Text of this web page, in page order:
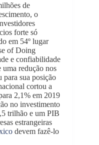
de
o
forte só
em 54º lugar
of Doing
e confiabilidade
redução nos
sua posição
cortou a
2,1% em 2019
no investimento
trilhão e um PIB
estrangeiras
devem fazê-lo